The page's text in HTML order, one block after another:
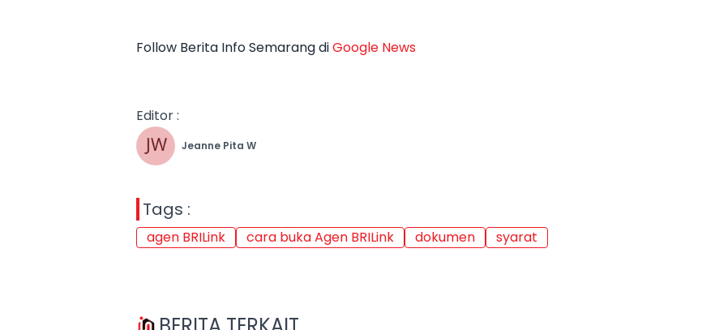
Follow Berita Info Semarang diGoogle News
Editor :
Jeanne Pita W
Tags :
agen BRILink cara buka Agen BRILink dokumen syarat